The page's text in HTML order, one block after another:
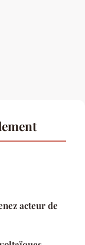
acteur de